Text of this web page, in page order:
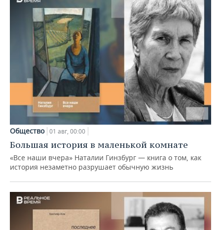
Общество 01 авг, 00:00
Большая история в маленькой комнате
«Все наши вчера» Наталии Гинзбург — книга о том, как
история незаметно разрушает обычную жизнь